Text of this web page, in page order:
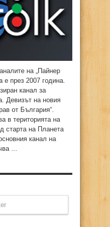
на „Пайнер
е през 2007 година.
канал за
Девизът на новия
от България“.
в територията на
старта на Планета
канал на
...